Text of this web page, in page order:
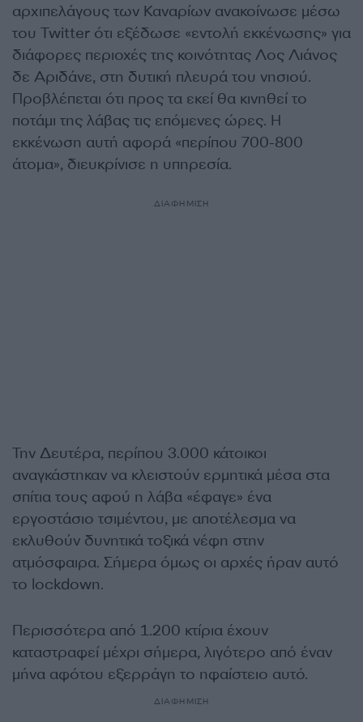
αρχιπελάγους των Καναρίων ανακοίνωσε μέσω
του Twitter ότι εξέδωσε «εντολή εκκένωσης» για
διάφορες περιοχές της κοινότητας Λος Λιάνος
δε Αριδάνε, στη δυτική πλευρά του νησιού.
Προβλέπεται ότι προς τα εκεί θα κινηθεί το
ποτάμι της λάβας τις επόμενες ώρες. Η
εκκένωση αυτή αφορά «περίπου 700-800
άτομα», διευκρίνισε η υπηρεσία.
ΔΙΑΦΗΜΙΣΗ
Την Δευτέρα, περίπου 3.000 κάτοικοι
αναγκάστηκαν να κλειστούν ερμητικά μέσα στα
σπίτια τους αφού η λάβα «έφαγε» ένα
εργοστάσιο τσιμέντου, με αποτέλεσμα να
εκλυθούν δυνητικά τοξικά νέφη στην
ατμόσφαιρα. Σήμερα όμως οι αρχές ήραν αυτό
το lockdown.
Περισσότερα από 1.200 κτίρια έχουν
καταστραφεί μέχρι σήμερα, λιγότερο από έναν
μήνα αφότου εξερράγη το ηφαίστειο αυτό.
ΔΙΑΦΗΜΙΣΗ